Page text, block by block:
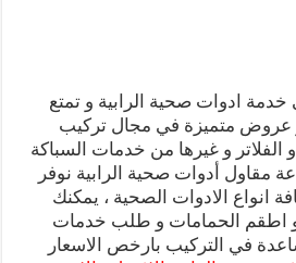
ادوات صحية الرابية و تمتع
عروض متميزة في مجال تركيب
و غيرها من خدمات السباكة
يعمل 24 ساعة مقاول أدوات صحية الرابية نوفر
انواع الادوات الصحية ، يمكنك
اطقم الحمامات و طلب خدمات
في التركيب بارخص الاسعار